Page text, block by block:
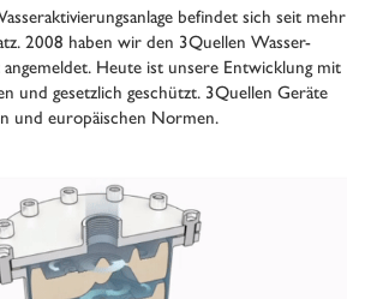
befindet sich seit mehr
2008 haben wir den 3Quellen Wasser-
Heute ist unsere Entwicklung mit
und gesetzlich geschützt. 3Quellen Geräte
und europäischen Normen.